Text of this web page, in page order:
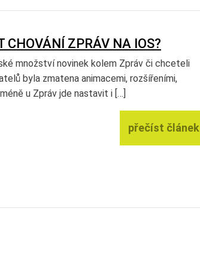
CHOVÁNÍ ZPRÁV NA IOS?
množství novinek kolem Zpráv či chceteli
byla zmatena animacemi, rozšířeními,
u Zpráv jde nastavit i […]
přečíst článek